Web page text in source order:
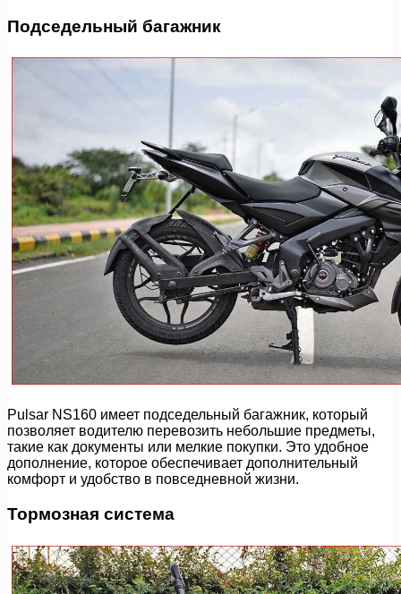
Подседельный багажник
Pulsar NS160 имеет подседельный багажник, который
позволяет водителю перевозить небольшие предметы,
такие как документы или мелкие покупки. Это удобное
дополнение, которое обеспечивает дополнительный
комфорт и удобство в повседневной жизни.
Тормозная система